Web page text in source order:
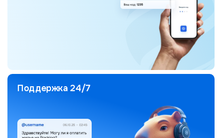
Поддержка 24/7